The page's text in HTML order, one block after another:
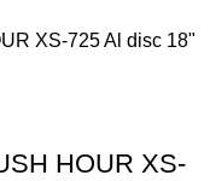
HOUR XS-